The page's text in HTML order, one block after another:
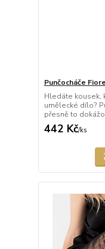
Punčocháče
Hledáte kousek,
umělecké dílo?
přesně to
442 Kč/ks